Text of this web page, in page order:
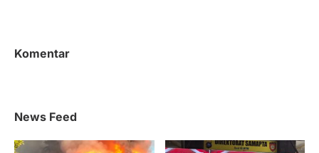
Komentar
News Feed